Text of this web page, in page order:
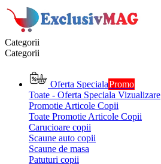
Categorii
Categorii
Oferta SpecialaPromo
Toate - Oferta Speciala Vizualizare
Promotie Articole Copii
Toate Promotie Articole Copii
Carucioare copii
Scaune auto copii
Scaune de masa
Patuturi copii